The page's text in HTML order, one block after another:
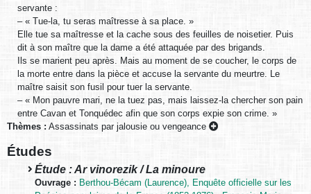
servante :
– « Tue-la, tu seras maîtresse à sa place. »
Elle tue sa maîtresse et la cache sous des feuilles de noisetier. Puis
dit à son maître que la dame a été attaquée par des brigands.
Ils se marient peu après. Mais au moment de se coucher, le corps de
la morte entre dans la pièce et accuse la servante du meurtre. Le
maître saisit son fusil pour tuer la servante.
– « Mon pauvre mari, ne la tuez pas, mais laissez-la chercher son pain
entre Cavan et Tonquédec afin que son corps expie son crime. »
Thèmes : Assassinats par jalousie ou vengeance
Études
Étude : Ar vinorezik / La minoure
Ouvrage : Berthou-Bécam (Laurence), Enquête officielle sur les